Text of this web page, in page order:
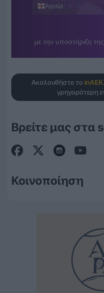
Ακολουθήστε το
γρηγορότερη
Βρείτε μας στα
Κοινοποίηση